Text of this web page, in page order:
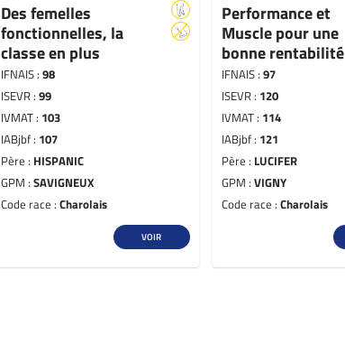
Des femelles
fonctionnelles, la
classe en plus
IFNAIS :98
ISEVR :99
IVMAT : 103
IABjbf : 107
Père : HISPANIC
GPM :SAVIGNEUX
Code race :Charolais
VOIR
Performance et
Muscle pour une
bonne rentabilité
IFNAIS : 97
ISEVR : 120
IVMAT : 114
IABjbf : 121
Père : LUCIFER
GPM : VIGNY
Code race : Charolais